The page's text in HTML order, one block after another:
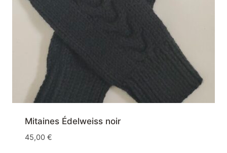
Mitaines Édelweiss noir
45,00 €